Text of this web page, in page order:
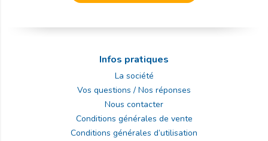
Infos pratiques
La société
Vos questions / Nos réponses
Nous contacter
Conditions générales de vente
Conditions générales d’utilisation